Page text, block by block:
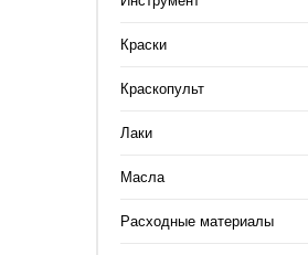
Краски
Краскопульт
Лаки
Масла
Расходные материалы